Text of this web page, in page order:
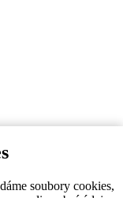
soubory cookies,